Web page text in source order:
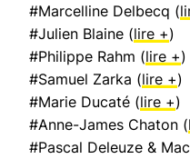
#Marcelline Delbecq (
#Julien Blaine (lire +)
#Philippe Rahm (lire +)
#Samuel Zarka (lire +)
#Marie Ducaté (lire +)
#Anne-James Chaton (
#Pascal Deleuze &